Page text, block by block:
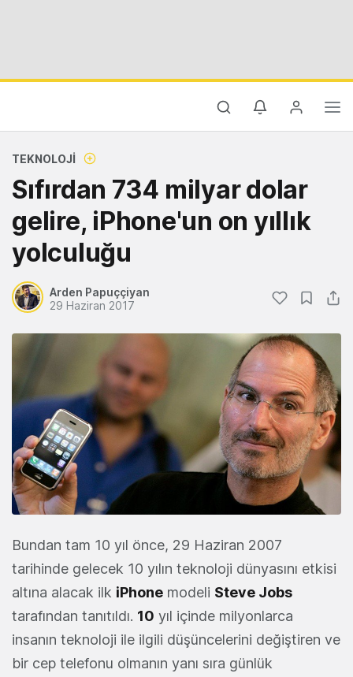
TEKNOLOJI
Sıfırdan 734 milyar dolar
gelire, iPhone'un on yıllık
yolculuğu
Arden Papuççiyan
29 Haziran 2017
Bundan tam 10 yıl önce, 29 Haziran 2007
tarihinde gelecek 10 yılın teknoloji dünyasını etkisi
altına alacak ilk iPhone modeli Steve Jobs
tarafından tanıtıldı. 10 yıl içinde milyonlarca
insanın teknoloji ile ilgili düşüncelerini değiştiren ve
bir cep telefonu olmanın yanı sıra günlük